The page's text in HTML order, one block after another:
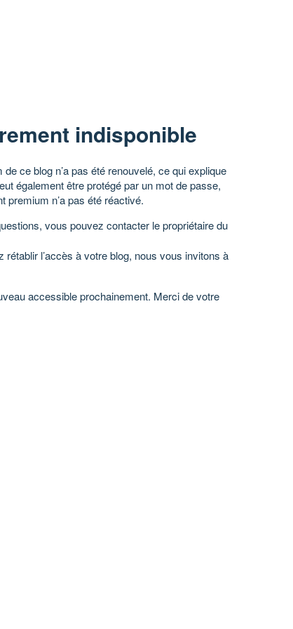
indisponible
ce blog n’a pas été renouvelé, ce qui explique
également être protégé par un mot de passe,
premium n’a pas été réactivé.
vous pouvez contacter le propriétaire du
rétablir l’accès à votre blog, nous vous invitons à
accessible prochainement. Merci de votre